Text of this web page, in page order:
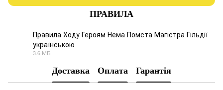
ПРАВИЛА
Правила Ходу Героям Нема Помста Магістра Гільдії
українською
3.6 МБ
Доставка Оплата Гарантія